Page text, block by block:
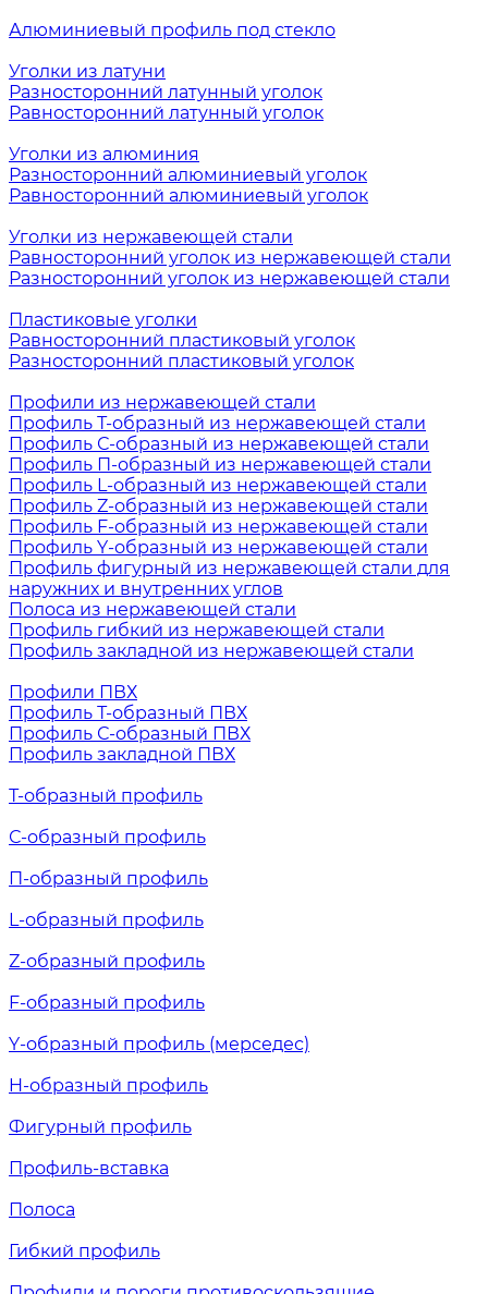
Алюминиевый профиль под стекло
Уголки из латуни
Разносторонний латунный уголок
Равносторонний латунный уголок
Уголки из алюминия
Разносторонний алюминиевый уголок
Равносторонний алюминиевый уголок
Уголки из нержавеющей стали
Равносторонний уголок из нержавеющей стали
Разносторонний уголок из нержавеющей стали
Пластиковые уголки
Равносторонний пластиковый уголок
Разносторонний пластиковый уголок
Профили из нержавеющей стали
Профиль Т-образный из нержавеющей стали
Профиль С-образный из нержавеющей стали
Профиль П-образный из нержавеющей стали
Профиль L-образный из нержавеющей стали
Профиль Z-образный из нержавеющей стали
Профиль F-образный из нержавеющей стали
Профиль Y-образный из нержавеющей стали
Профиль фигурный из нержавеющей стали для
наружних и внутренних углов
Полоса из нержавеющей стали
Профиль гибкий из нержавеющей стали
Профиль закладной из нержавеющей стали
Профили ПВХ
Профиль Т-образный ПВХ
Профиль С-образный ПВХ
Профиль закладной ПВХ
Т-образный профиль
С-образный профиль
П-образный профиль
L-образный профиль
Z-образный профиль
F-образный профиль
Y-образный профиль (мерседес)
H-образный профиль
Фигурный профиль
Профиль-вставка
Полоса
Гибкий профиль